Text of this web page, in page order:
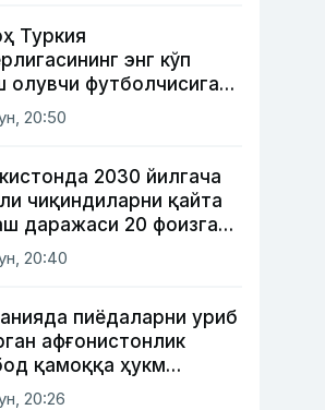
Туркия
энг кўп
олувчи футболчисига
20:50
2030 йилгача
чиқиндиларни қайта
даражаси 20 фоизга
20:40
пиёдаларни уриб
афғонистонлик
қамоққа ҳукм
20:26